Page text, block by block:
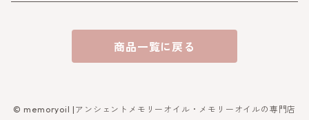
守り・救うシリーズ
女神シリーズ
商品一覧に戻る
© memoryoil |アンシェントメモリーオイル・メモリーオイルの専門店